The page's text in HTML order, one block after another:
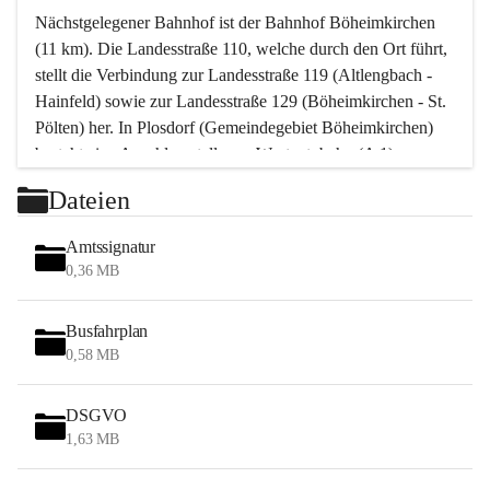
Nächstgelegener Bahnhof ist der Bahnhof Böheimkirchen
(11 km). Die Landesstraße 110, welche durch den Ort führt,
stellt die Verbindung zur Landesstraße 119 (Altlengbach -
Hainfeld) sowie zur Landesstraße 129 (Böheimkirchen - St.
Pölten) her. In Plosdorf (Gemeindegebiet Böheimkirchen)
besteht eine Anschlussstelle zur Westautobahn (A 1).
Wien erreicht man in ca. 45 Minuten.
Stössing zählt noch zum Naherholungsraum Wien sowie
zum Naherholungsraum St. Pölten. Viele Bauernhöfe hatten
„ihre Wiener“. Seit 1960 bauten viele Wiener
Wochenendhäuser im Gemeindegebiet. Wegen des
waldreichen Jagdgebietes haben viele Jagdpächter ihre
Das Wandern ist aus touristischer Sicht die bedeutendste
Tätigkeit. Das hügelige Gebiet mit Wanderwegen durch
Wiesen, Wälder und Obstkulturen lädt dazu ein. Gefördert
Dateien
Amtssignatur
0,36 MB
Busfahrplan
0,58 MB
DSGVO
1,63 MB